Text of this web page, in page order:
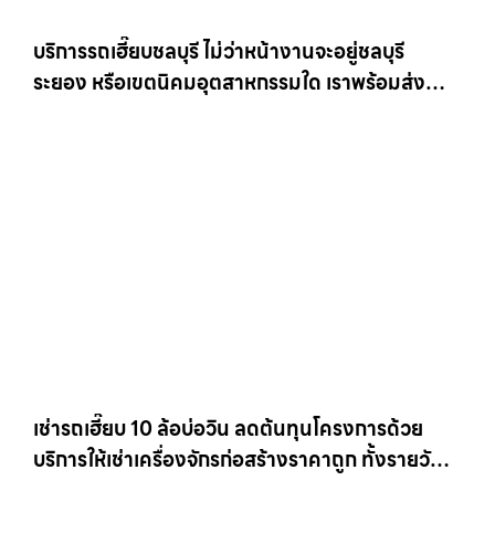
บริการรถเฮี๊ยบชลบุรี ไม่ว่าหน้างานจะอยู่ชลบุรี
ระยอง หรือเขตนิคมอุตสาหกรรมใด เราพร้อมส่งรถ
เช่ารถเฮี๊ยบ 10 ล้อบ่อวิน ลดต้นทุนโครงการด้วย
บริการให้เช่าเครื่องจักรก่อสร้างราคาถูก ทั้งรายวัน